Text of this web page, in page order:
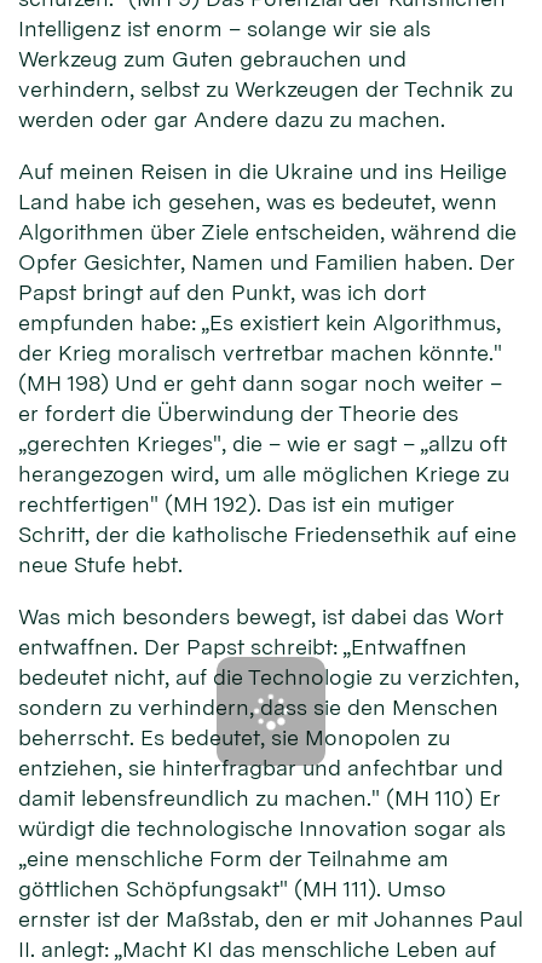
Intelligenz ist enorm – solange wir sie als
Werkzeug zum Guten gebrauchen und
verhindern, selbst zu Werkzeugen der Technik zu
werden oder gar Andere dazu zu machen.
Auf meinen Reisen in die Ukraine und ins Heilige
Land habe ich gesehen, was es bedeutet, wenn
Algorithmen über Ziele entscheiden, während die
Opfer Gesichter, Namen und Familien haben. Der
Papst bringt auf den Punkt, was ich dort
empfunden habe: „Es existiert kein Algorithmus,
der Krieg moralisch vertretbar machen könnte."
(MH 198) Und er geht dann sogar noch weiter –
er fordert die Überwindung der Theorie des
„gerechten Krieges", die – wie er sagt – „allzu oft
herangezogen wird, um alle möglichen Kriege zu
rechtfertigen" (MH 192). Das ist ein mutiger
Schritt, der die katholische Friedensethik auf eine
neue Stufe hebt.
Was mich besonders bewegt, ist dabei das Wort
entwaffnen. Der Papst schreibt: „Entwaffnen
bedeutet nicht, auf die Technologie zu verzichten,
sondern zu verhindern, dass sie den Menschen
beherrscht. Es bedeutet, sie Monopolen zu
entziehen, sie hinterfragbar und anfechtbar und
damit lebensfreundlich zu machen." (MH 110) Er
würdigt die technologische Innovation sogar als
„eine menschliche Form der Teilnahme am
göttlichen Schöpfungsakt" (MH 111). Umso
ernster ist der Maßstab, den er mit Johannes Paul
II. anlegt: „Macht KI das menschliche Leben auf